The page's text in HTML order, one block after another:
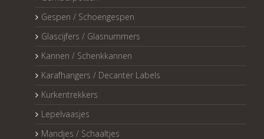
Gespen / Schoengespen
Glascijfers / Glasnummers
Kannen / Schenkkannen
Karafhangers / Decanter Labels
Kurkentrekkers
Lepelvaasjes
Mandjes / Schaaltjes